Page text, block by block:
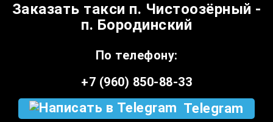
Заказать такси п. Чистоозёрный -
п. Бородинский
По телефону:
+7 (960) 850-88-33
Telegram